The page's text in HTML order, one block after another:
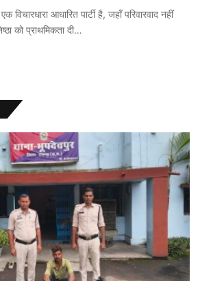
विचारधारा आधारित पार्टी है, जहाँ परिवारवाद नहीं
को प्राथमिकता दी…